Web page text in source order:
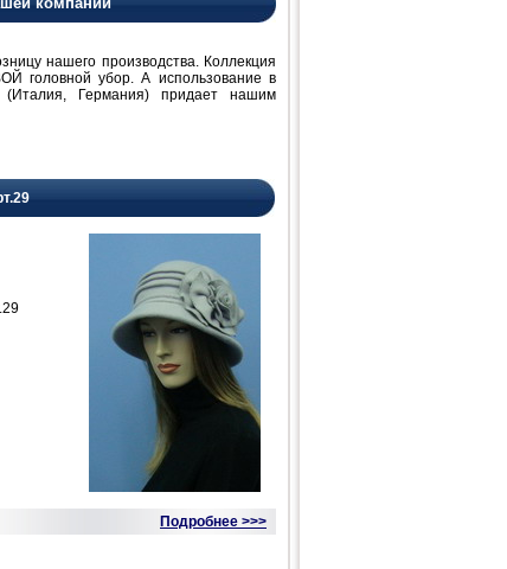
нашего производства. Коллекция
головной убор. А использование в
(Италия, Германия) придает нашим
Подробнее >>>